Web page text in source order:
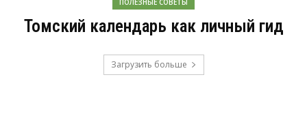
ПОЛЕЗНЫЕ СОВЕТЫ
Томский календарь как личный гид
Загрузить больше